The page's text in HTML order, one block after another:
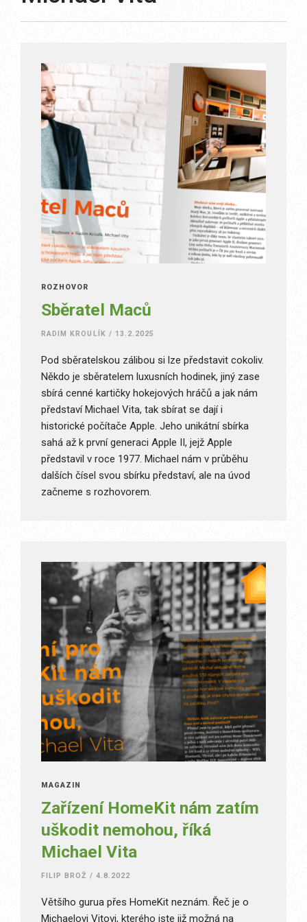
ROZHOVOR
Sběratel Maců
RADIM KROULÍK / 13.2.2025
Pod sběratelskou zálibou si lze představit cokoliv.
Někdo je sběratelem luxusních hodinek, jiný zase
sbírá cenné kartičky hokejových hráčů a jak nám
představí Michael Vita, tak sbírat se dají i
historické počítače Apple. Jeho unikátní sbírka
sahá až k první generaci Apple II, jejž Apple
představil v roce 1977. Michael nám v průběhu
dalších čísel svou sbírku představí, ale na úvod
začneme s rozhovorem.
MAGAZÍN
Zařízení HomeKit nám zatím
uškodit nemohou, říká
Michael Vita
FILIP BROŽ / 4.8.2022
Většího gurua přes HomeKit neznám. Řeč je o
Michaelovi Vitovi, kterého jste již možná na